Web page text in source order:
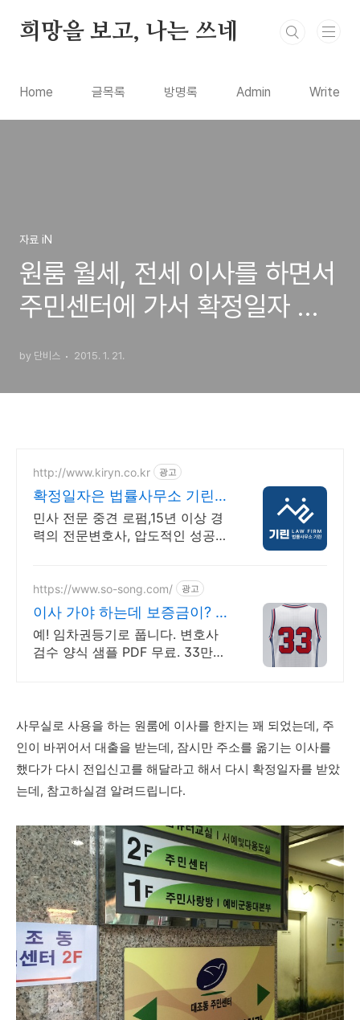
희망을 보고, 나는 쓰네
Home 글목록 방명록 Admin Write
자료 iN
원룸 월세, 전세 이사를 하면서
주민센터에 가서 확정일자 받
by 단비스 2015. 1. 21.
http://www.kiryn.co.kr 광고
확정일자은 법률사무소 기린
민사소송 수많은 승소사례
민사 전문 중견 로펌,15년 이상 경
력의 전문변호사, 압도적인 성공사
무소 기린입니다.
https://www.so-song.com/ 광고
이사 가야 하는데 보증금이? 부
가세 포함 추가비용 없음
예! 임차권등기로 풉니다. 변호사
검수 양식 샘플 PDF 무료. 33만원
사무실로 사용을 하는 원룸에 이사를 한지는 꽤 되었는데, 주
인이 바뀌어서 대출을 받는데, 잠시만 주소를 옮기는 이사를
했다가 다시 전입신고를 해달라고 해서 다시 확정일자를 받았
는데, 참고하실겸 알려드립니다.